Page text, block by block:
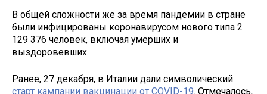
В общей сложности же за время пандемии в стране
были инфицированы коронавирусом нового типа 2
129 376 человек, включая умерших и
выздоровевших.
Ранее, 27 декабря, в Италии дали символический
старт кампании вакцинации от COVID-19. Отмечалось,